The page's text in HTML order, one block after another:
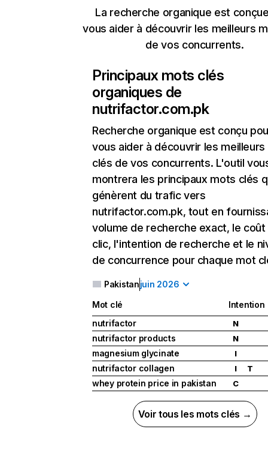
La recherche organique est
vous aider à découvrir les meilleurs
de vos concurrents.
Principaux mots clés
organiques de
nutrifactor.com.pk
Recherche organique est conçu
vous aider à découvrir les
clés de vos concurrents. L'outil
montrera les principaux mots clés
génèrent du trafic vers
nutrifactor.com.pk, tout en
volume de recherche exact, le coût
clic, l'intention de recherche et le
de concurrence pour chaque mot
Pakistanjuin 2026
Mot clé
Intention
nutrifactor
N
nutrifactor products N
magnesium glycinate I
nutrifactor collagen I T
whey protein price in pakistan C
Voir tous les mots clés →